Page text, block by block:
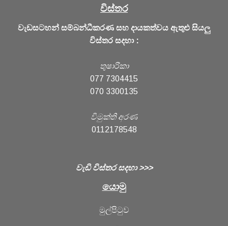
විස්තර
වැඩසටහන් සම්බන්ධීකරණ සහ දායකත්වය ඇතුළු සියලු
විස්තර සදහා :
තුෂාරිකා
077 7304415
070 3300135
විමුක්ති අරණ
0112178548
වැඩි විස්තර සදහා >>>
යොමු
මුල්පිටුව